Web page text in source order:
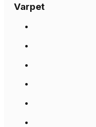
Varpet